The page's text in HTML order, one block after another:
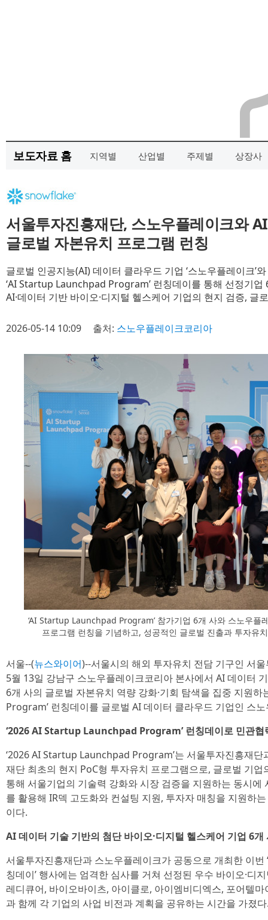
보도자료 홈 지역별 산업별 주제별 상장사
서울투자진흥재단, 스노우플레이크와
글로벌 자본유치 프로그램 런칭
글로벌 인공지능(AI) 데이터 클라우드 기업 ‘스노우플레이크’
‘AI Startup Launchpad Program’ 런칭데이를 통해 선정기업
AI·데이터 기반 바이오·디지털 헬스케어 기업의 현지 검증, 글
2026-05-14 10:09 출처: 스노우플레이크코리아
‘AI Startup Launchpad Program’ 참가기업 6개 사와 스노우플
프로그램 런칭을 기념하고, 성공적인 글로벌 진출과 투자유
서울--(뉴스와이어)--서울시의 해외 투자유치 전담 기구인 서
5월 13일 강남구 스노우플레이크코리아 본사에서 AI 데이터
6개 사의 글로벌 자본유치 역량 강화·기회 탐색을 집중 지원
Program’ 런칭데이를 글로벌 AI 데이터 클라우드 기업인 스
‘2026 AI Startup Launchpad Program’ 런칭데이로 민관협
‘2026 AI Startup Launchpad Program’는 서울투자진흥재단
재단 최초의 현지 PoC형 투자유치 프로그램으로, 글로벌 기업
통해 서울기업의 기술력 강화와 시장 검증을 지원하는 동시
를 활용해 IR덱 고도화와 컨설팅 지원, 투자자 매칭을 지원하
이다.
AI 데이터 기술 기반의 첨단 바이오·디지털 헬스케어 기업 6개
서울투자진흥재단과 스노우플레이크가 공동으로 개최한 이
칭데이’ 행사에는 엄격한 심사를 거쳐 선정된 우수 바이오·디
레디큐어, 바이오바이츠, 아이클로, 아이엠비디엑스, 포어텔
과 함께 각 기업의 사업 비전과 계획을 공유하는 시간을 가졌